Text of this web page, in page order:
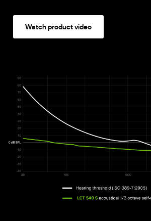
Watch product video